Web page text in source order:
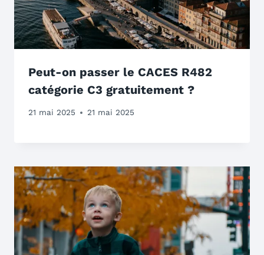
Peut-on passer le CACES R482
catégorie C3 gratuitement ?
21 mai 2025 21 mai 2025